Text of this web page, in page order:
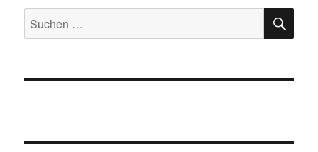
Suchen
nach: